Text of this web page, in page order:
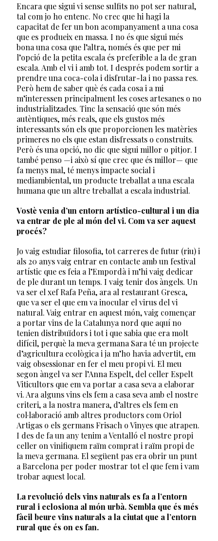
Encara que sigui vi sense sulfits no pot ser natural,
tal com jo ho entenc. No crec que hi hagi la
capacitat de fer un bon acompanyament a una cosa
que es produeix en massa. I no és que sigui més
bona una cosa que l’altra, només és que per mi
l’opció de la petita escala és preferible a la de gran
escala. Amb el vi i amb tot. I després podem sortir a
prendre una coca-cola i disfrutar-la i no passa res.
Però hem de saber què és cada cosa i a mi
m’interessen principalment les coses artesanes o no
industrialitzades. Tinc la sensació que són més
autèntiques, més reals, que els gustos més
interessants són els que proporcionen les matèries
primeres no els que estan disfressats o construits.
Però és una opció, no dic que sigui millor o pitjor. I
també penso —i això sí que crec que és millor— que
fa menys mal, té menys impacte social i
mediambiental, un producte treballat a una escala
humana que un altre treballat a escala industrial.
Vostè venia d’un entorn artístico-cultural i un dia
va entrar de ple al món del vi. Com va ser aquest
procés?
Jo vaig estudiar filosofia, tot carreres de futur (riu) i
als 20 anys vaig entrar en contacte amb un festival
artístic que es feia a l’Empordà i m’hi vaig dedicar
de ple durant un temps. I vaig tenir dos àngels. Un
va ser el xef Rafa Peña, ara al restaurant Gresca,
que va ser el que em va inocular el virus del vi
natural. Vaig entrar en aquest món, vaig començar
a portar vins de la Catalunya nord que aquí no
tenien distribuïdors i tot i que sabia que era molt
difícil, perquè la meva germana Sara té un projecte
d’agricultura ecològica i ja m’ho havia advertit, em
vaig obsessionar en fer el meu propi vi. El meu
segon àngel va ser l’Anna Espelt, del celler Espelt
Viticultors que em va portar a casa seva a elaborar
vi. Ara alguns vins els fem a casa seva amb el nostre
criteri, a la nostra manera, d’altres els fem en
col·laboració amb altres productors com Oriol
Artigas o els germans Frisach o Vinyes que atrapen.
I des de fa un any tenim a Ventalló el nostre propi
celler on vinifiquem raïm comprat i raïm propi de
la meva germana. El següent pas era obrir un punt
a Barcelona per poder mostrar tot el que fem i vam
trobar aquest local.
La revolució dels vins naturals es fa a l’entorn
rural i eclosiona al món urbà. Sembla que és més
fàcil beure vins naturals a la ciutat que a l’entorn
rural que és on es fan.